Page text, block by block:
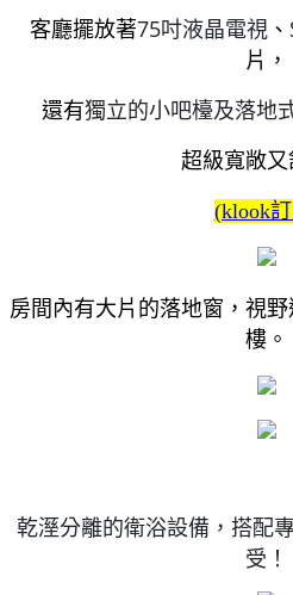
客廳擺放著75吋液晶電視、
片，
還有獨立的小吧檯及落地
超級寬敞又
(klook
房間內有大片的落地窗，視
樓。
乾溼分離的衛浴設備，搭配
受！